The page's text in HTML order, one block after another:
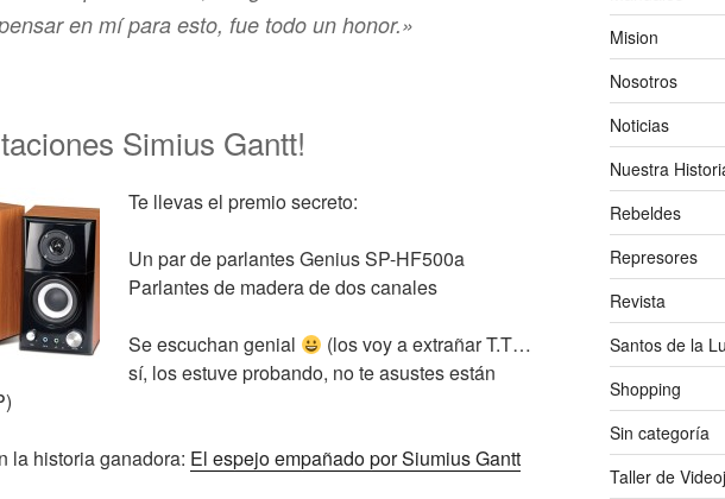
en mí para esto, fue todo un honor.»
Simius Gantt!
Te llevas el premio secreto:
Un par de parlantes Genius SP-HF500a
Parlantes de madera de dos canales
Se escuchan genial
(los voy a extrañar T.T…
sí, los estuve probando, no te asustes están
la historia ganadora: El espejo empañado por Siumius Gantt
Mision
Nosotros
Noticias
Nuestra
Rebeldes
Represores
Revista
Santos de la
Shopping
Sin categoría
Taller de